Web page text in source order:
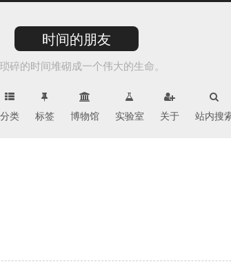
时间的朋友
碎的时间堆砌成一个伟大的生命。
分类 标签 博物馆 实验室 关于 站内搜